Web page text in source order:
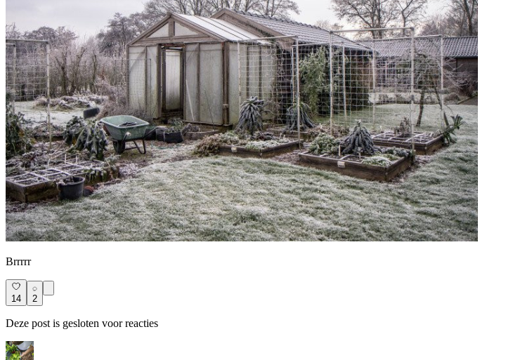
Brrrrr
14 2
Deze post is gesloten voor reacties